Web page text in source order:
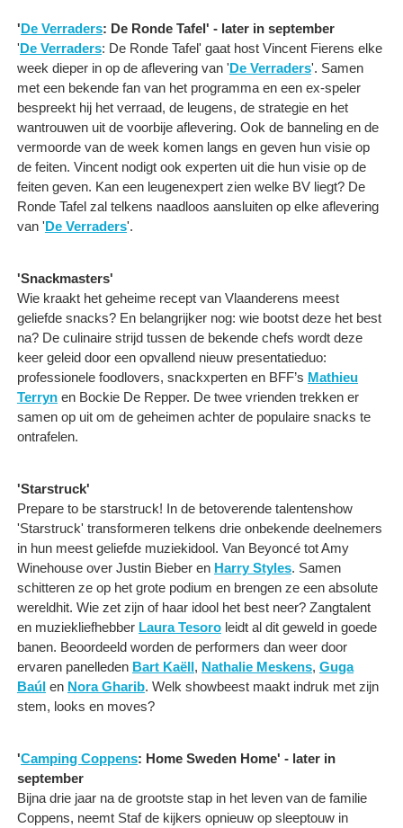
'De Verraders: De Ronde Tafel' - later in september
'De Verraders: De Ronde Tafel' gaat host Vincent Fierens elke
week dieper in op de aflevering van 'De Verraders'. Samen
met een bekende fan van het programma en een ex-speler
bespreekt hij het verraad, de leugens, de strategie en het
wantrouwen uit de voorbije aflevering. Ook de banneling en de
vermoorde van de week komen langs en geven hun visie op
de feiten. Vincent nodigt ook experten uit die hun visie op de
feiten geven. Kan een leugenexpert zien welke BV liegt? De
Ronde Tafel zal telkens naadloos aansluiten op elke aflevering
van 'De Verraders'.
'Snackmasters'
Wie kraakt het geheime recept van Vlaanderens meest
geliefde snacks? En belangrijker nog: wie bootst deze het best
na? De culinaire strijd tussen de bekende chefs wordt deze
keer geleid door een opvallend nieuw presentatieduo:
professionele foodlovers, snackxperten en BFF’s Mathieu
Terryn en Bockie De Repper. De twee vrienden trekken er
samen op uit om de geheimen achter de populaire snacks te
ontrafelen.
'Starstruck'
Prepare to be starstruck! In de betoverende talentenshow
'Starstruck' transformeren telkens drie onbekende deelnemers
in hun meest geliefde muziekidool. Van Beyoncé tot Amy
Winehouse over Justin Bieber en Harry Styles. Samen
schitteren ze op het grote podium en brengen ze een absolute
wereldhit. Wie zet zijn of haar idool het best neer? Zangtalent
en muziekliefhebber Laura Tesoro leidt al dit geweld in goede
banen. Beoordeeld worden de performers dan weer door
ervaren panelleden Bart Kaëll, Nathalie Meskens, Guga
Baúl en Nora Gharib. Welk showbeest maakt indruk met zijn
stem, looks en moves?
'Camping Coppens: Home Sweden Home' - later in
september
Bijna drie jaar na de grootste stap in het leven van de familie
Coppens, neemt Staf de kijkers opnieuw op sleeptouw in